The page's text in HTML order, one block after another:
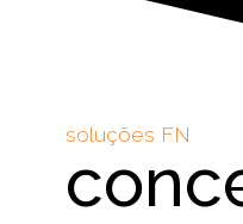
soluções FN